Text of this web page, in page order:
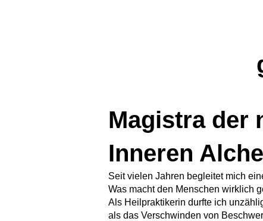
Magistra der
Inneren
Seit vielen Jahren begleitet mich
Was macht den Menschen wirklich
Als Heilpraktikerin durfte ich
als das Verschwinden von